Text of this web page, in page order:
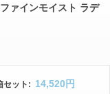
ァインモイスト ラデ
セット : 14,520円